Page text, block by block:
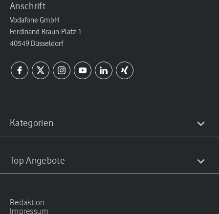
Anschrift
Vodafone GmbH
Ferdinand-Braun-Platz 1
40549 Düsseldorf
Kategorien
Top Angebote
Redaktion
Impressum